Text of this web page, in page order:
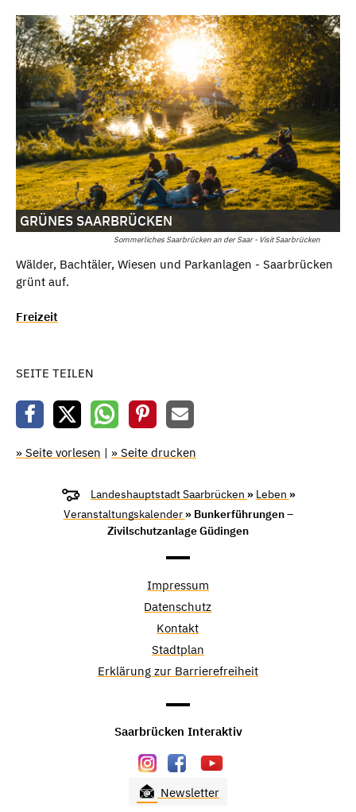
Sommerliches Saarbrücken an der Saar - Visit Saarbrücken
GRÜNES SAARBRÜCKEN
Wälder, Bachtäler, Wiesen und Parkanlagen - Saarbrücken
grünt auf.
Freizeit
SEITE TEILEN
» Seite vorlesen | » Seite drucken
Landeshauptstadt Saarbrücken » Leben »
Veranstaltungskalender » Bunkerführungen –
Zivilschutzanlage Güdingen
Impressum
Datenschutz
Kontakt
Stadtplan
Erklärung zur Barrierefreiheit
Saarbrücken Interaktiv
Newsletter